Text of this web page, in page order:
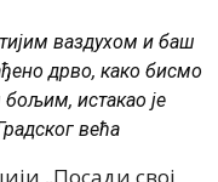
ваздухом и баш
дрво, како бисмо
истакао је
већа
„Посади свој